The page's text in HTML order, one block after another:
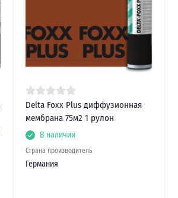
Delta Foxx Plus диффузионная
мембрана 75м2 1 рулон
В наличии
Страна производитель
Германия